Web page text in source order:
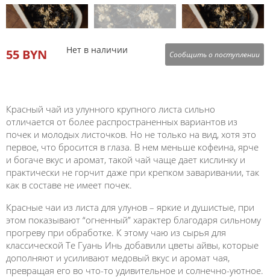
55 BYN Нет в наличии Сообщить о поступлении
Красный чай из улунного крупного листа сильно
отличается от более распространенных вариантов из
почек и молодых листочков. Но не только на вид, хотя это
первое, что бросится в глаза. В нем меньше кофеина, ярче
и богаче вкус и аромат, такой чай чаще дает кислинку и
практически не горчит даже при крепком заваривании, так
как в составе не имеет почек.
Красные чаи из листа для улунов – яркие и душистые, при
этом показывают “огненный” характер благодаря сильному
прогреву при обработке. К этому чаю из сырья для
классической Те Гуань Инь добавили цветы айвы, которые
дополняют и усиливают медовый вкус и аромат чая,
превращая его во что-то удивительное и солнечно-уютное.